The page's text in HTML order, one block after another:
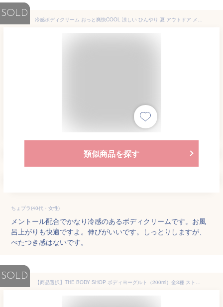
SOLD
冷感ボディクリーム おっと爽快COOL 涼しい ひんやり 夏 アウトドア メントール 冷たい クールネック アウトドア スポーツ 保冷剤 プロ用美容室専門店
類似商品を探す
ちょプラ(40代・女性)
メントール配合でかなり冷感のあるボディクリームです。お風
呂上がりも快適ですよ。伸びがいいです。しっとりしますが、
べたつき感はないです。
SOLD
【商品選択】THE BODY SHOP ボディヨーグルト（200ml）全3種 ストロベリー/ピンクグレープフルーツ/モリンガ ボデイケア ヨーグルト ジェルクリーム 保湿 ボデイショップ ザボディショップ ボディジェル 海外製 即日発送